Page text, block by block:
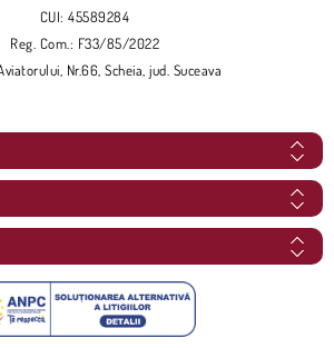
CUI: 45589284
Reg. Com.: F33/85/2022
Nr.66, Scheia, jud. Suceava